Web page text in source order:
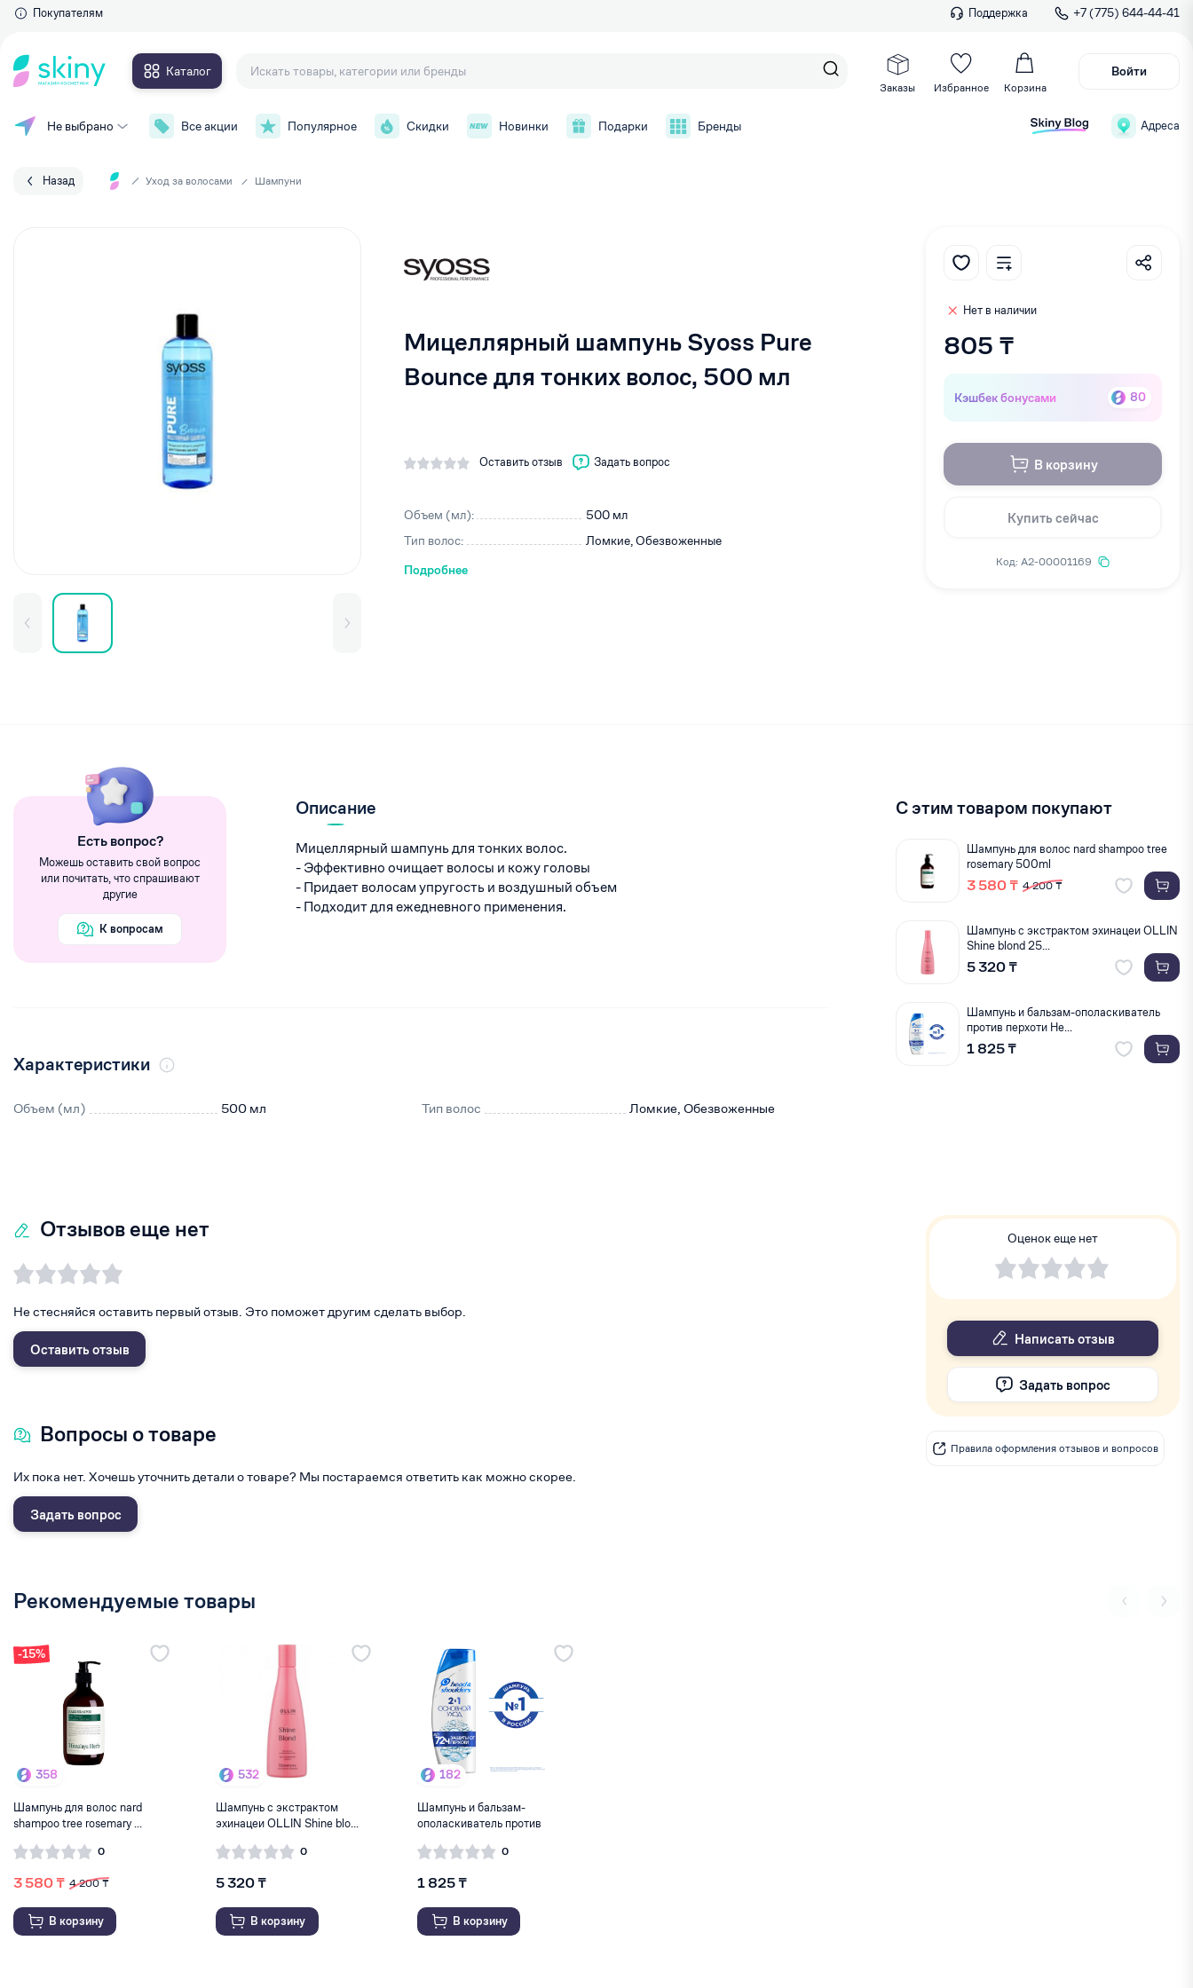
Покупателям Поддержка +7 (775) 644-44-41
Каталог
Заказы Избранное Корзина
Войти
Не выбрано Все акции Популярное Скидки Новинки Подарки Бренды Адреса
Назад Уход за волосами Шампуни
Мицеллярный шампунь Syoss Pure
Bounce для тонких волос, 500 мл
Оставить отзыв Задать вопрос
Объем (мл):
500 мл
Тип волос:
Ломкие, Обезвоженные
Подробнее
Нет в наличии
805 ₸
Кэшбек бонусами 80
В корзину
Купить сейчас
Код: А2-00001169
Eсть вопрос?
Можешь оставить свой вопрос
или почитать, что спрашивают
другие
К вопросам
Описание
Мицеллярный шампунь для тонких волос.
- Эффективно очищает волосы и кожу головы
- Придает волосам упругость и воздушный объем
- Подходит для ежедневного применения.
Характеристики
Объем (мл) 500 мл Тип волос Ломкие, Обезвоженные
С этим товаром покупают
Шампунь для волос nard shampoo tree
rosemary 500ml
3 580 ₸ 4 200 ₸
Шампунь с экстрактом эхинацеи OLLIN
Shine blond 25...
5 320 ₸
Шампунь и бальзам-ополаскиватель
против перхоти He...
1 825 ₸
Отзывов еще нет
Не стесняйся оставить первый отзыв. Это поможет другим сделать выбор.
Оставить отзыв
Вопросы о товаре
Их пока нет. Хочешь уточнить детали о товаре? Мы постараемся ответить как можно скорее.
Задать вопрос
Оценок еще нет
Написать отзыв
Задать вопрос
Правила оформления отзывов и вопросов
Рекомендуемые товары
-15%
358
Шампунь для волос nard
shampoo tree rosemary ...
0
3 580 ₸ 4 200 ₸
В корзину
532
Шампунь с экстрактом
эхинацеи OLLIN Shine blo...
0
5 320 ₸
В корзину
182
Шампунь и бальзам-
ополаскиватель против
0
1 825 ₸
В корзину
Макияж
Уход за лицом
Для глаз
Тени для век